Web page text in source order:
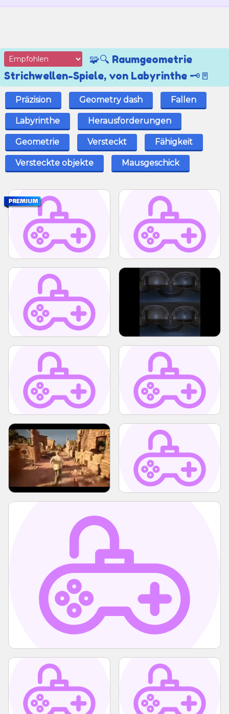
🧩🔍 Raumgeometrie
Strichwellen-Spiele, von Labyrinthe 🗝🚪
Präzision Geometry dash Fallen
Labyrinthe Herausforderungen
Geometrie Versteckt Fähigkeit
Versteckte objekte Mausgeschick